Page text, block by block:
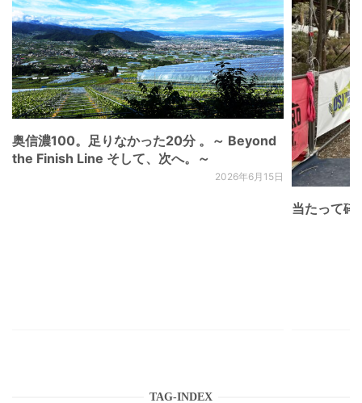
奥信濃100。足りなかった20分 。～ Beyond
the Finish Line そして、次へ。～
2026年6月15日
当たって砕
TAG-INDEX